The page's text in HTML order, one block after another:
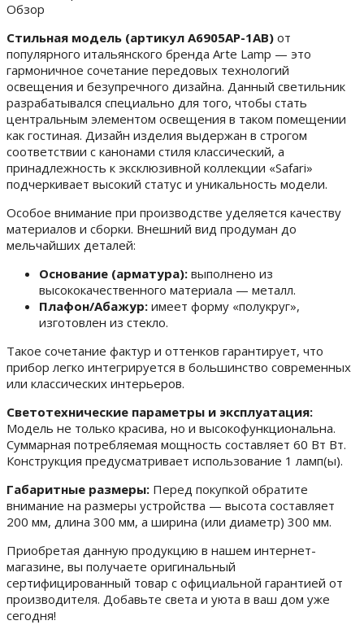
Обзор
Стильная модель (артикул A6905AP-1AB) от
популярного итальянского бренда Arte Lamp — это
гармоничное сочетание передовых технологий
освещения и безупречного дизайна. Данный светильник
разрабатывался специально для того, чтобы стать
центральным элементом освещения в таком помещении
как гостиная. Дизайн изделия выдержан в строгом
соответствии с канонами стиля классический, а
принадлежность к эксклюзивной коллекции «Safari»
подчеркивает высокий статус и уникальность модели.
Особое внимание при производстве уделяется качеству
материалов и сборки. Внешний вид продуман до
мельчайших деталей:
Основание (арматура): выполнено из
высококачественного материала — металл.
Плафон/Абажур: имеет форму «полукруг»,
изготовлен из стекло.
Такое сочетание фактур и оттенков гарантирует, что
прибор легко интегрируется в большинство современных
или классических интерьеров.
Светотехнические параметры и эксплуатация:
Модель не только красива, но и высокофункциональна.
Суммарная потребляемая мощность составляет 60 Вт Вт.
Конструкция предусматривает использование 1 ламп(ы).
Габаритные размеры: Перед покупкой обратите
внимание на размеры устройства — высота составляет
200 мм, длина 300 мм, а ширина (или диаметр) 300 мм.
Приобретая данную продукцию в нашем интернет-
магазине, вы получаете оригинальный
сертифицированный товар с официальной гарантией от
производителя. Добавьте света и уюта в ваш дом уже
сегодня!